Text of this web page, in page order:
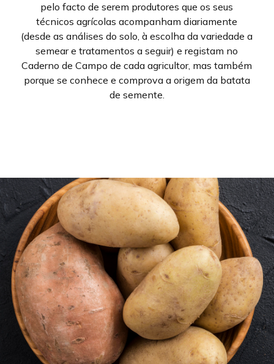
pelo facto de serem produtores que os seus
técnicos agrícolas acompanham diariamente
(desde as análises do solo, à escolha da variedade a
semear e tratamentos a seguir) e registam no
Caderno de Campo de cada agricultor, mas também
porque se conhece e comprova a origem da batata
de semente.